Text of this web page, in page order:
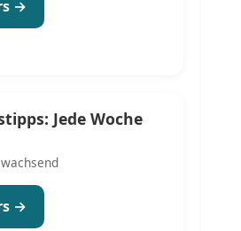
→
Jede Woche
→